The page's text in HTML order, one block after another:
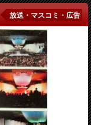
放送・マスコミ・広告